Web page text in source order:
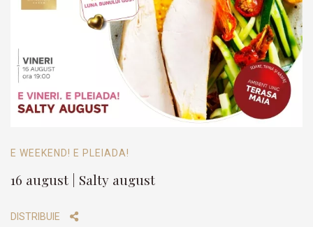
E WEEKEND! E PLEIADA!
16 august | Salty august
DISTRIBUIE